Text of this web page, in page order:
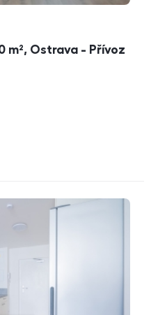
m², Ostrava - Přívoz